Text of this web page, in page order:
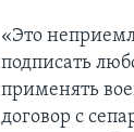
«Это
подписать
применять
договор с